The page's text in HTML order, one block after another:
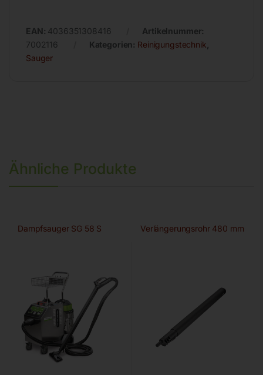
EAN: 4036351308416
Artikelnummer:
7002116
Kategorien: Reinigungstechnik
Sauger
Ähnliche Produkte
Dampfsauger SG 58 S Verlängerungsrohr 480 mm